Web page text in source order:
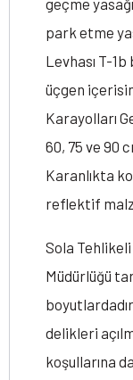
geçme
park etme
Levhası T-
üçgen
Karayolları
60, 75 ve 90
Karanlıkta
reflektif
Sola Tehlikeli
Müdürlüğü
delikleri
koşullarına